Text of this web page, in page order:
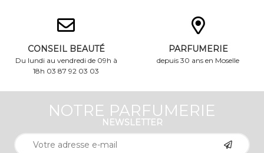
CONSEIL BEAUTÉ
Du lundi au vendredi de 09h à
18h 03 87 92 03 03
PARFUMERIE
depuis 30 ans en Moselle
NOTRE PARFUMERIE
NEWSLETTER